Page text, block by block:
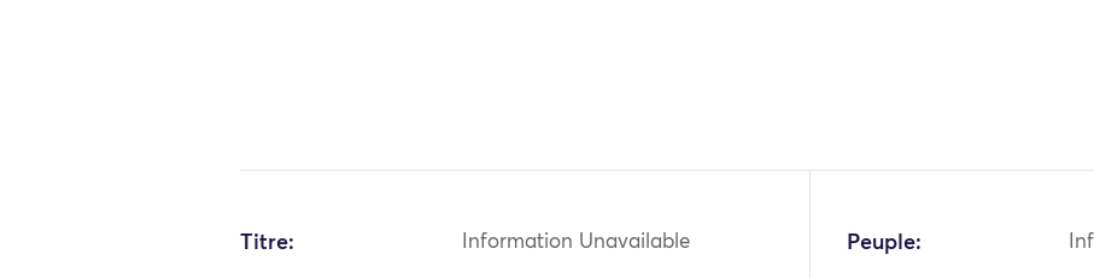
Titre: Information Unavailable Peuple: